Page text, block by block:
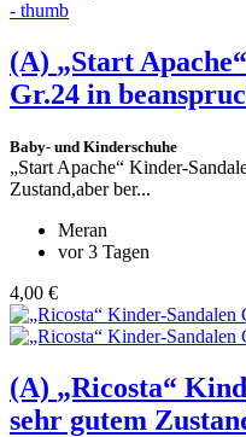
(A) „Start
Gr.24 in
Baby- und Kinderschuhe
„Start Apache“ Kinder-
Zustand,aber ber...
Meran
vor 3 Tagen
4,00 €
(A) „Ricosta“
sehr gutem